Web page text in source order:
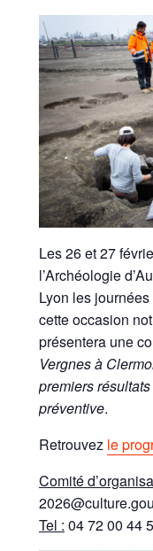
Les 26 et 27
l’Archéologie
Lyon les
cette occasion
présentera une
Vergnes à
premiers
préventive.
Retrouvez le
Comité
Tel : 04 72 00 44